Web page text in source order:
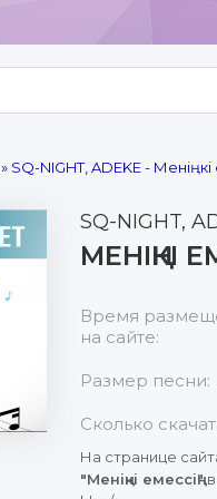
» SQ-NIGHT, ADEKE -
SQ-NIGHT,
МЕНІҢКІ
Время
на сайте:
Размер песни:
Сколько
На странице
"Меніңкі емессің"в